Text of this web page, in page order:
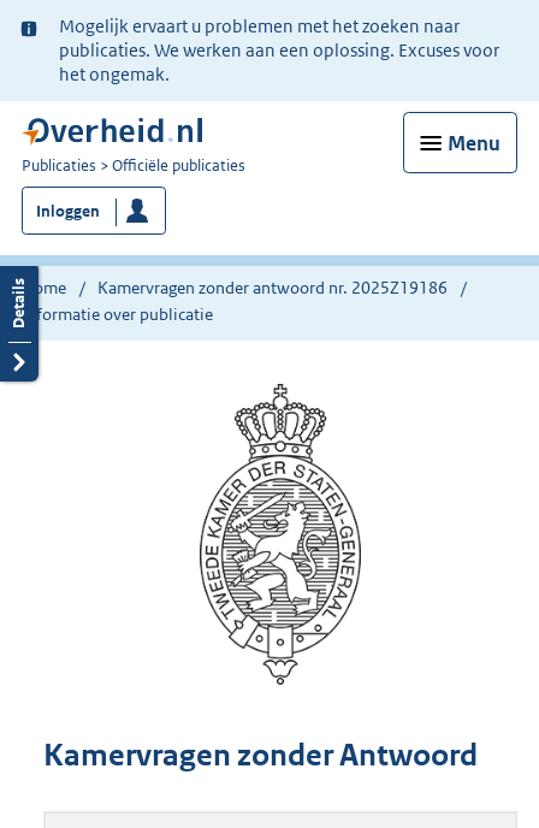
Ter
informatie:
Mogelijk ervaart u problemen met het zoeken naar
publicaties. We werken aan een oplossing. Excuses voor
het ongemak.
Menu
U
bent
nu
hier:
Publicaties Officiële publicaties
Inloggen
Home
Kamervragen zonder antwoord nr. 2025Z19186
Informatie over publicatie
Kamervragen zonder Antwoord